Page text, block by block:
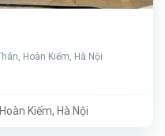
Hoàn Kiếm, Hà Nội
Kiếm, Hà Nội